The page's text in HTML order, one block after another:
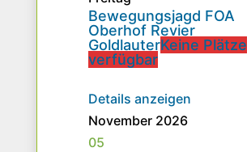
Bewegungsjagd FOA
Oberhof Revier
GoldlauterKeine Plätze
verfügbar
Details anzeigen
November 2026
05